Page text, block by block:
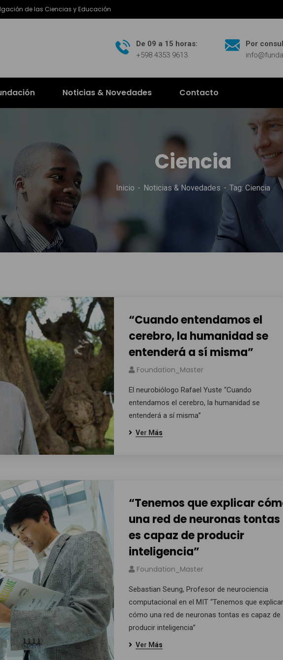
de las Ciencias y Educación
De 09 a 15 horas:
+598 4353 9613
Por
Noticias & Novedades Contacto
Ciencia
Inicio Noticias & Novedades Tag: Ciencia
“Cuando entendamos el
cerebro, la humanidad se
entenderá a sí misma”
Foundation_Master
El neurobiólogo Rafael Yuste “Cuando
entendamos el cerebro, la humanidad se
entenderá a sí misma”
Ver Más
“Tenemos que explicar
una red de neuronas tontas
es capaz de producir
inteligencia”
Foundation_Master
Sebastian Seung, Profesor de neurociencia
computacional en el MIT “Tenemos que explicar
cómo una red de neuronas tontas es capaz de
producir inteligencia”
Ver Más